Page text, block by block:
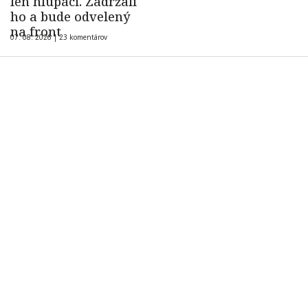
ho a bude odvelený
na front
07. 08. 2026 |23 komentárov